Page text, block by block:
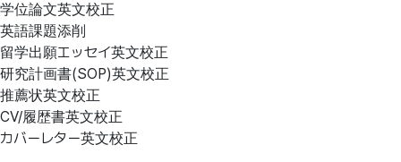
学位論文英文校正
英語課題添削
留学出願エッセイ英文校正
研究計画書(SOP)英文校正
推薦状英文校正
CV/履歴書英文校正
カバーレター英文校正